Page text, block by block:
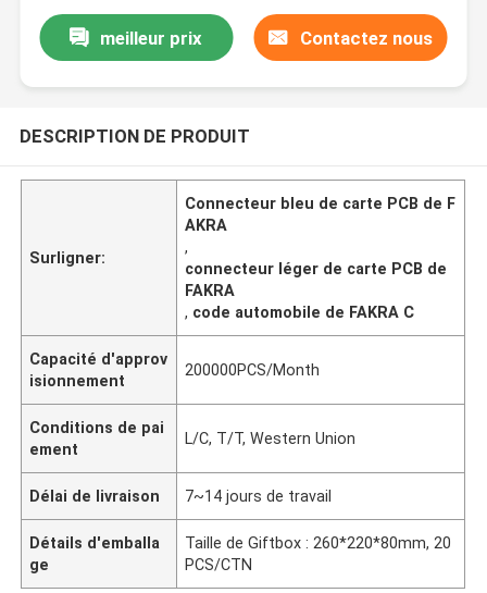
meilleur prix Contactez nous
DESCRIPTION DE PRODUIT
Surligner:
Connecteur bleu de carte PCB de F
AKRA
,
connecteur léger de carte PCB de
FAKRA
, code automobile de FAKRA C
Capacité d'approv
isionnement
200000PCS/Month
Conditions de pai
ement
L/C, T/T, Western Union
Délai de livraison 7~14 jours de travail
Détails d'emballa
ge
Taille de Giftbox : 260*220*80mm, 20
PCS/CTN